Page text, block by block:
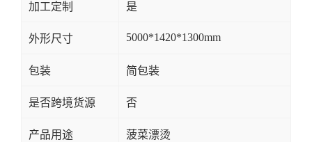
加工定制 是
外形尺寸 5000*1420*1300mm
包装 简包装
是否跨境货源 否
产品用途 菠菜漂烫